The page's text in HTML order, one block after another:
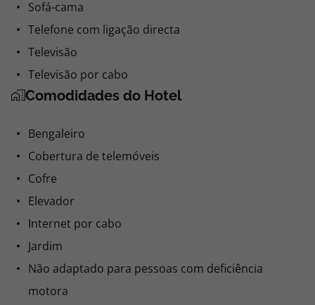
Sofá-cama
Telefone com ligação directa
Televisão
Televisão por cabo
Comodidades do Hotel
Bengaleiro
Cobertura de telemóveis
Cofre
Elevador
Internet por cabo
Jardim
Não adaptado para pessoas com deficiência
motora